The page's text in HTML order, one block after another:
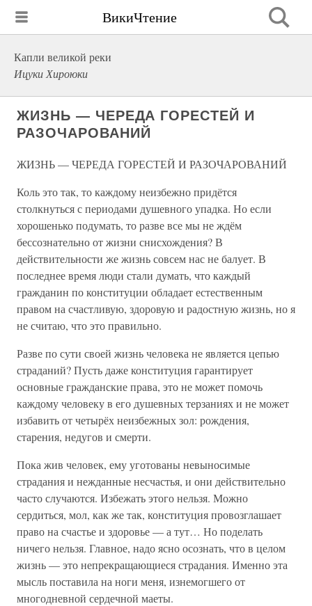
ВикиЧтение
Капли великой реки
Ицуки Хироюки
ЖИЗНЬ — ЧЕРЕДА ГОРЕСТЕЙ И
РАЗОЧАРОВАНИЙ
ЖИЗНЬ — ЧЕРЕДА ГОРЕСТЕЙ И РАЗОЧАРОВАНИЙ
Коль это так, то каждому неизбежно придётся
столкнуться с периодами душевного упадка. Но если
хорошенько подумать, то разве все мы не ждём
бессознательно от жизни снисхождения? В
действительности же жизнь совсем нас не балует. В
последнее время люди стали думать, что каждый
гражданин по конституции обладает естественным
правом на счастливую, здоровую и радостную жизнь, но я
не считаю, что это правильно.
Разве по сути своей жизнь человека не является цепью
страданий? Пусть даже конституция гарантирует
основные гражданские права, это не может помочь
каждому человеку в его душевных терзаниях и не может
избавить от четырёх неизбежных зол: рождения,
старения, недугов и смерти.
Пока жив человек, ему уготованы невыносимые
страдания и нежданные несчастья, и они действительно
часто случаются. Избежать этого нельзя. Можно
сердиться, мол, как же так, конституция провозглашает
право на счастье и здоровье — а тут… Но поделать
ничего нельзя. Главное, надо ясно осознать, что в целом
жизнь — это непрекращающиеся страдания. Именно эта
мысль поставила на ноги меня, изнемогшего от
многодневной сердечной маеты.